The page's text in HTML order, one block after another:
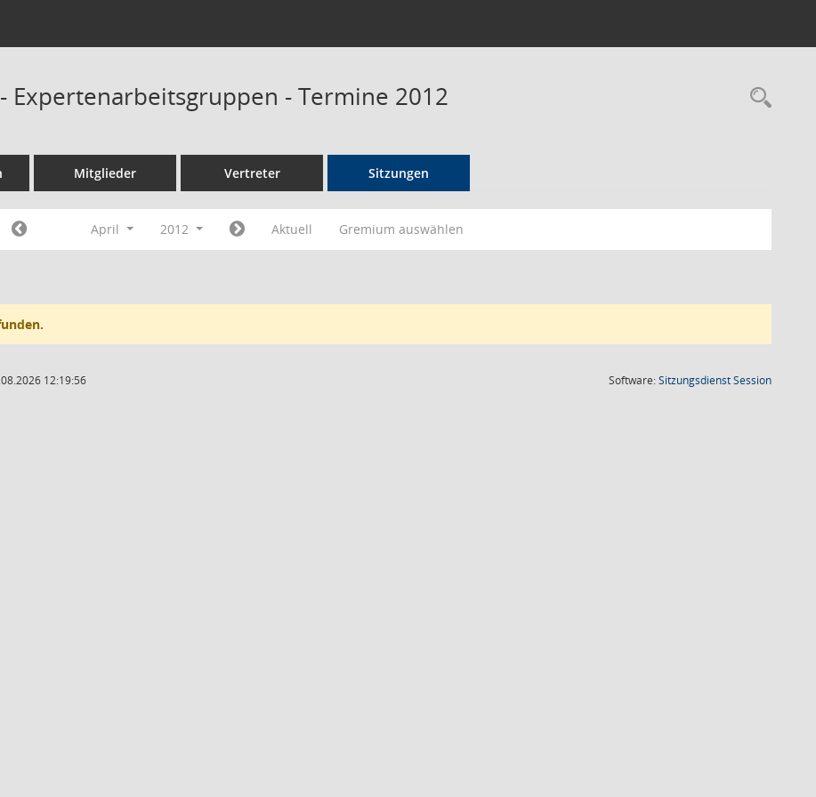
Expertenarbeitsgruppen - Termine 2012
Mitglieder Vertreter Sitzungen
April 2012 Aktuell Gremium auswählen
12:19:56 Software:SitzungsdienstSession(Wird in